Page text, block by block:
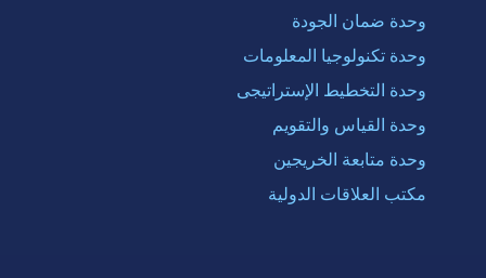
وحدة ضمان الجودة
وحدة تكنولوجيا المعلومات
وحدة التخطيط الإستراتيجى
وحدة القياس والتقويم
وحدة متابعة الخريجين
مكتب العلاقات الدولية